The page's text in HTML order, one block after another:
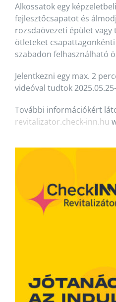
Alkossatok egy
fejlesztőcsapatot és
rozsdaövezeti épület vagy
ötleteket
szabadon felhasználható
Jelentkezni egy max. 2
videóval tudtok
További információkért
revitalizator.check-inn.hu